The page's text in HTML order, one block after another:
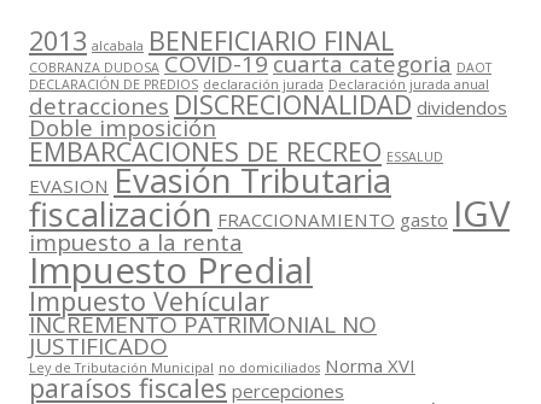
2013 alcabala BENEFICIARIO FINAL
COBRANZA DUDOSA COVID-19cuarta categoria DAOT
DECLARACIÓN DE PREDIOS declaración jurada Declaración jurada anual
detracciones DISCRECIONALIDAD dividendos
Doble imposición
EMBARCACIONES DE RECREO ESSALUD
EVASION Evasión Tributaria
fiscalización FRACCIONAMIENTO gasto IGV
impuesto a la renta
Impuesto Predial
Impuesto Vehícular
INCREMENTO PATRIMONIAL NO
JUSTIFICADO
Ley de Tributación Municipal no domiciliados Norma XVI
paraísos fiscales percepciones